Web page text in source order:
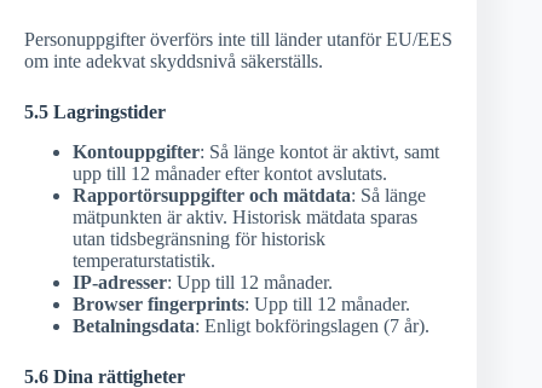
Personuppgifter överförs inte till länder utanför EU/EES
om inte adekvat skyddsnivå säkerställs.
5.5 Lagringstider
Kontouppgifter: Så länge kontot är aktivt, samt
upp till 12 månader efter kontot avslutats.
Rapportörsuppgifter och mätdata: Så länge
mätpunkten är aktiv. Historisk mätdata sparas
utan tidsbegränsning för historisk
temperaturstatistik.
IP-adresser: Upp till 12 månader.
Browser fingerprints: Upp till 12 månader.
Betalningsdata: Enligt bokföringslagen (7 år).
5.6 Dina rättigheter